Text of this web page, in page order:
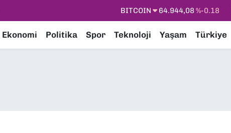
DOLAR 47,7436%0.18
STERLİN
64,4811%0.38
Ekonomi Politika Spor Teknoloji Yaşam Türkiye